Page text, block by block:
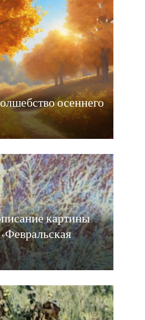
осеннего
картины